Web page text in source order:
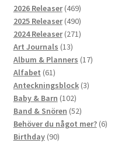
2026 Releaser 469469
produkter
2025 Releaser 490490
produkter
2024 Releaser 271271
Art Journals 1313
produkter
Album & Planners 1717
Alfabet 6161
produkter
Anteckningsblock 33
Baby & Barn 102102
produkter
Band & Snören 5252
produkter
Behöver du något mer? 66
Birthday 9090